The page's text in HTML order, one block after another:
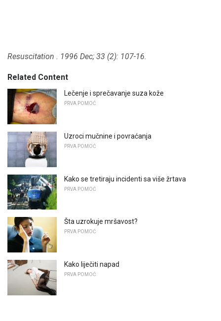
Resuscitation . 1996 Dec; 33 (2): 107-16.
Related Content
Lečenje i sprečavanje suza kože
PRVA POMOĆ
Uzroci mučnine i povraćanja
PRVA POMOĆ
Kako se tretiraju incidenti sa više žrtava
PRVA POMOĆ
Šta uzrokuje mršavost?
PRVA POMOĆ
Kako liječiti napad
PRVA POMOĆ